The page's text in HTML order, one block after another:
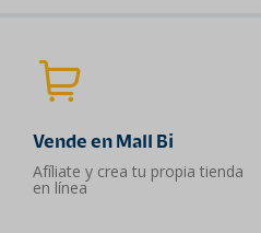
Vende en Mall Bi
Afíliate y crea tu propia tienda
en línea